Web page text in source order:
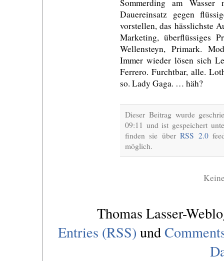
Sommerding am
Dauereinsatz gegen
vorstellen, das hässlichste
Marketing, überflüssiges
Wellensteyn, Primark.
Immer wieder lösen sich
Ferrero. Furchtbar, alle.
so. Lady Gaga. … häh?
Dieser Beitrag wurde
09:11 und ist gespeichert
finden sie überRSS 2.0
möglich.
Thomas Lasser-
Entries (RSS) und